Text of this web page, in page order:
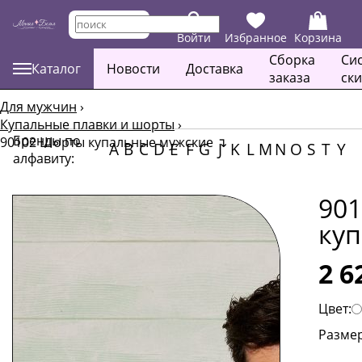
Войти Избранное Корзина
Каталог Новости Доставка
Сборка
заказа
Для мужчин ›
Купальные плавки и шорты›
90102 Шорты купальные мужские ↴
Бренды по
алфавиту:
A B C D E F G J K L MN O S T Y
2
Цвет: